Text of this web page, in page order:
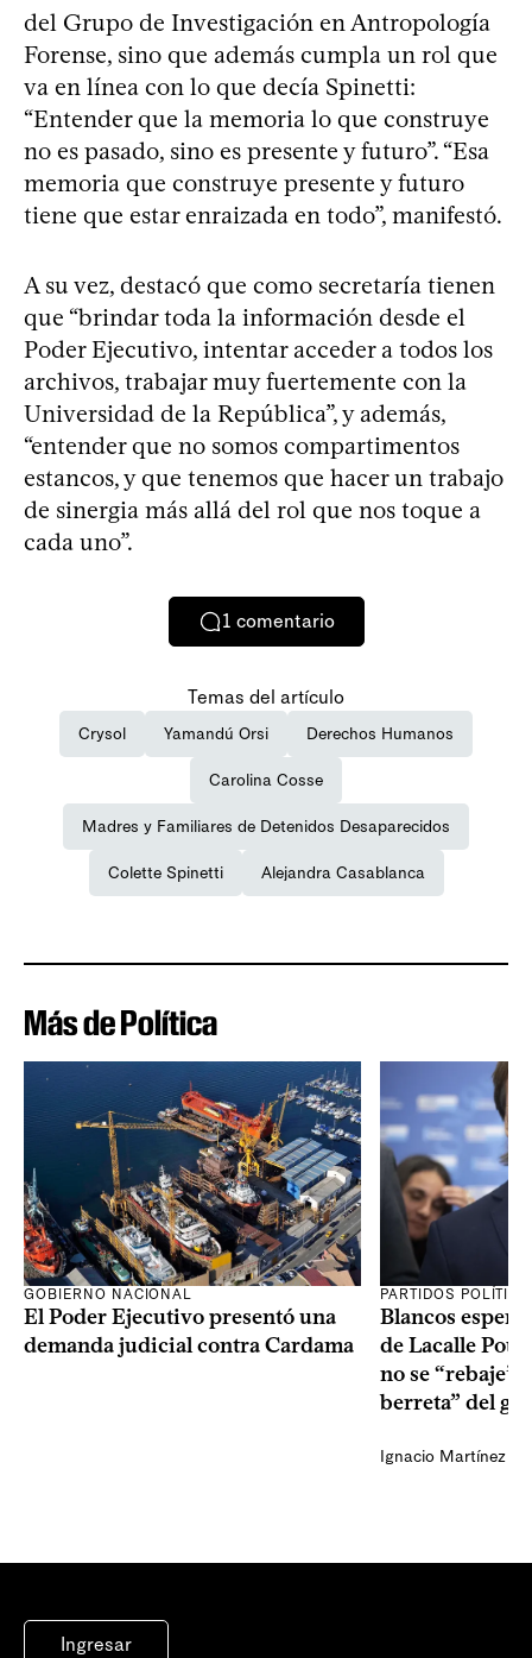
del Grupo de Investigación en Antropología
Forense, sino que además cumpla un rol que
va en línea con lo que decía Spinetti:
“Entender que la memoria lo que construye
no es pasado, sino es presente y futuro”. “Esa
memoria que construye presente y futuro
tiene que estar enraizada en todo”, manifestó.
A su vez, destacó que como secretaría tienen
que “brindar toda la información desde el
Poder Ejecutivo, intentar acceder a todos los
archivos, trabajar muy fuertemente con la
Universidad de la República”, y además,
“entender que no somos compartimentos
estancos, y que tenemos que hacer un trabajo
de sinergia más allá del rol que nos toque a
cada uno”.
1 comentario
Temas del artículo
Crysol Yamandú Orsi Derechos Humanos
Carolina Cosse
Madres y Familiares de Detenidos Desaparecidos
Colette Spinetti Alejandra Casablanca
Más de Política
GOBIERNO NACIONAL
El Poder Ejecutivo presentó una
demanda judicial contra Cardama
PARTIDOS
Blancos
de Lacalle Pou
no se “rebaje”
berreta” del
Ignacio Martínez
Ingresar